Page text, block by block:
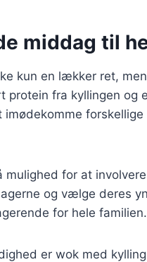
middag til
kun en lækker ret,
protein fra kyllingen og
for at
og vælge deres
for hele familien.
er wok med